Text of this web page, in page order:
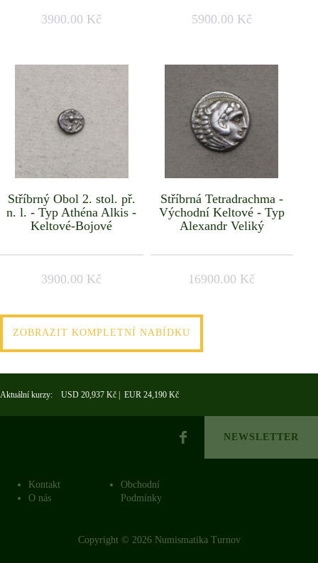
3900.00 Kč 5900.00 Kč
Stříbrný Obol 2. stol. př.
n. l. - Typ Athéna Alkis -
Keltové-Bojové
3900.00 Kč
Stříbrná Tetradrachma -
Východní Keltové - Typ
Alexandr Veliký
16900.00 Kč
ZOBRAZIT KOMPLETNÍ NABÍDKU
Aktuální kurzy: USD 20,937 Kč | EUR 24,190 Kč
NEWSLETTER
Kontakt
O nás
Obchodní
Podmínky
Copyright © 2026 Numismatika Turnov